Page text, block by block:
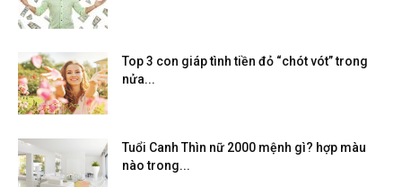
Top 3 con giáp tình tiền đỏ “chót vót” trong
nửa...
Tuổi Canh Thìn nữ 2000 mệnh gì? hợp màu
nào trong...